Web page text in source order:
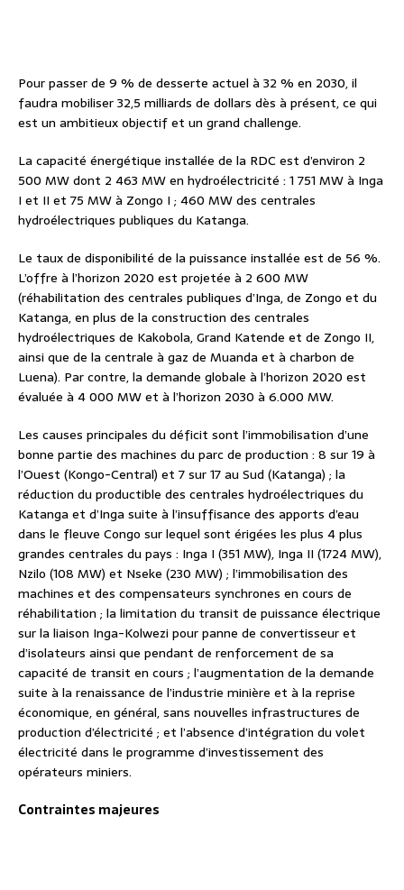
Pour passer de 9 % de desserte actuel à 32 % en 2030, il
faudra mobiliser 32,5 milliards de dollars dès à présent, ce qui
est un ambitieux objectif et un grand challenge.
La capacité énergétique installée de la RDC est d’environ 2
500 MW dont 2 463 MW en hydroélectricité : 1 751 MW à Inga
I et II et 75 MW à Zongo I ; 460 MW des centrales
hydroélectriques publiques du Katanga.
Le taux de disponibilité de la puissance installée est de 56 %.
L’offre à l’horizon 2020 est projetée à 2 600 MW
(réhabilitation des centrales publiques d’Inga, de Zongo et du
Katanga, en plus de la construction des centrales
hydroélectriques de Kakobola, Grand Katende et de Zongo II,
ainsi que de la centrale à gaz de Muanda et à charbon de
Luena). Par contre, la demande globale à l’horizon 2020 est
évaluée à 4 000 MW et à l’horizon 2030 à 6.000 MW.
Les causes principales du déficit sont l’immobilisation d’une
bonne partie des machines du parc de production : 8 sur 19 à
l’Ouest (Kongo-Central) et 7 sur 17 au Sud (Katanga) ; la
réduction du productible des centrales hydroélectriques du
Katanga et d’Inga suite à l’insuffisance des apports d’eau
dans le fleuve Congo sur lequel sont érigées les plus 4 plus
grandes centrales du pays : Inga I (351 MW), Inga II (1724 MW),
Nzilo (108 MW) et Nseke (230 MW) ; l’immobilisation des
machines et des compensateurs synchrones en cours de
réhabilitation ; la limitation du transit de puissance électrique
sur la liaison Inga-Kolwezi pour panne de convertisseur et
d’isolateurs ainsi que pendant de renforcement de sa
capacité de transit en cours ; l’augmentation de la demande
suite à la renaissance de l’industrie minière et à la reprise
économique, en général, sans nouvelles infrastructures de
production d’électricité ; et l’absence d’intégration du volet
électricité dans le programme d’investissement des
opérateurs miniers.
Contraintes majeures